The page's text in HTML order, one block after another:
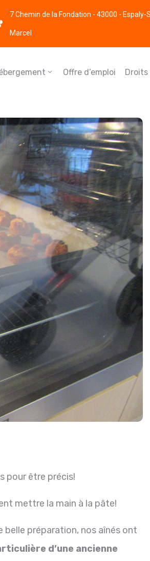
7 Chemin de la Fondation - 43000 - Espaly-
Marcel
Offre d’emploi Droits
pour être précis!
mettre la main à la pâte!
préparation, nos aînés ont
d’une ancienne